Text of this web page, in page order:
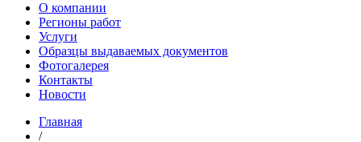
О компании
Регионы работ
Услуги
Образцы выдаваемых документов
Фотогалерея
Контакты
Новости
Главная
/